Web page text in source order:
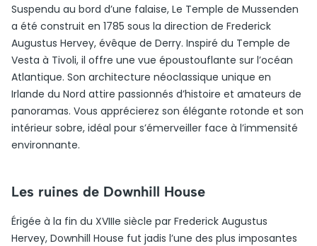
Suspendu au bord d’une falaise, Le Temple de Mussenden
a été construit en 1785 sous la direction de Frederick
Augustus Hervey, évêque de Derry. Inspiré du Temple de
Vesta à Tivoli, il offre une vue époustouflante sur l’océan
Atlantique. Son architecture néoclassique unique en
Irlande du Nord attire passionnés d’histoire et amateurs de
panoramas. Vous apprécierez son élégante rotonde et son
intérieur sobre, idéal pour s’émerveiller face à l’immensité
environnante.
Les ruines de Downhill House
Érigée à la fin du XVIIIe siècle par Frederick Augustus
Hervey, Downhill House fut jadis l’une des plus imposantes